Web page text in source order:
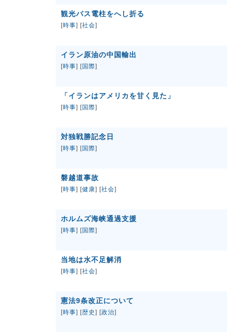
観光バス電柱をへし折る
[時事] [社会]
イラン原油の中国輸出
[時事] [国際]
「イランはアメリカを甘く見た」
[時事] [国際]
対独戦勝記念日
[時事] [国際]
磐越道事故
[時事] [健康] [社会]
ホルムズ海峡通過支援
[時事] [国際]
当地は水不足解消
[時事] [社会]
憲法9条改正について
[時事] [歴史 ] [政治]